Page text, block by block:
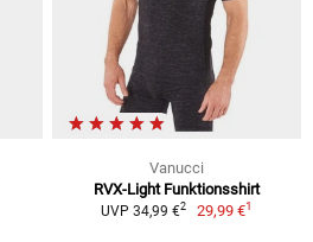
Vanucci
RVX-Light Funktionsshirt
UVP 34,99 €2 29,99 €1